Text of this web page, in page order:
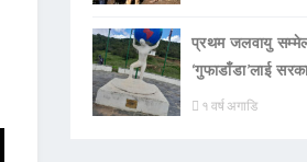
प्रथम जलवायु
‘गुफाडाँडा’लाई
१ वर्ष अगाडि